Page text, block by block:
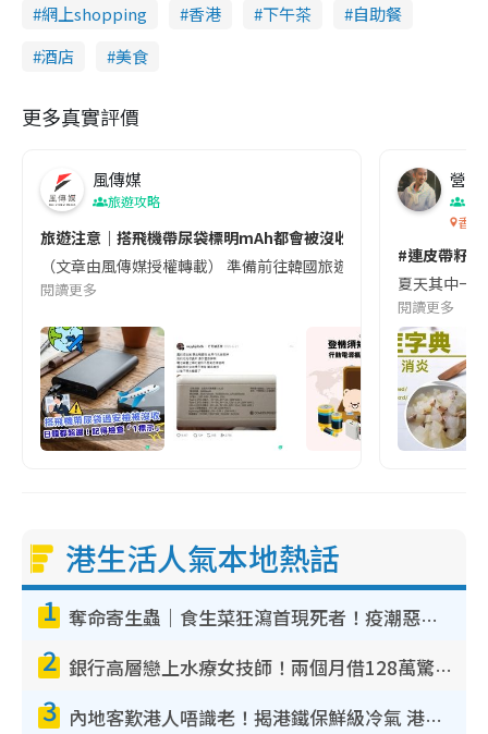
網上shopping
香港 下午茶
自助餐
酒店
美食
更多真實評價
風傳媒
旅遊攻略
旅遊注意｜搭飛機帶尿袋標明mAh都會被沒收😱出發前切記檢查
（文章由風傳媒授權轉載） 準備前往韓國旅遊的民眾，近期要
閱讀更多
營養
香港
#連皮帶籽
夏天其中一
閱讀更多
港生活人氣本地熱話
1 奪命寄生蟲｜食生菜狂瀉首現死者！疫潮惡化錄1.8萬宗病例 揭洗菜3大謬誤
2 銀行高層戀上水療女技師！兩個月借128萬驚覺「沉船」沉落火海 揭背後疑似邪教操控賣淫
3 內地客歎港人唔識老！揭港鐵保鮮級冷氣 港人求放過：咪投訴